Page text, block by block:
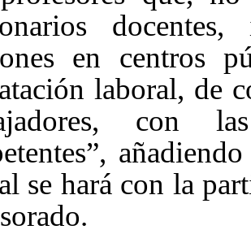
en centros
laboral, de
con
se hará con la